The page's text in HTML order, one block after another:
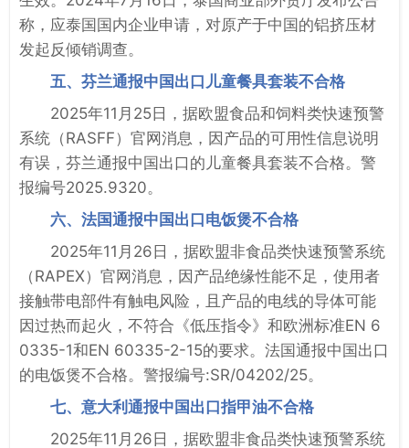
称，应泰国国内企业申请，对原产于中国的铝挤压材
发起反倾销调查。
五、芬兰通报中国出口儿童餐具套装不合格
2025年11月25日，据欧盟食品和饲料类快速预警
系统（RASFF）官网消息，因产品的可用性信息说明
有误，芬兰通报中国出口的儿童餐具套装不合格。警
报编号2025.9320。
六、法国通报中国出口电饭煲不合格
2025年11月26日，据欧盟非食品类快速预警系统
（RAPEX）官网消息，因产品绝缘性能不足，使用者
接触带电部件有触电风险，且产品的电线的导体可能
因过热而起火，不符合《低压指令》和欧洲标准EN 6
0335-1和EN 60335-2-15的要求。法国通报中国出口
的电饭煲不合格。警报编号:SR/04202/25。
七、意大利通报中国出口指甲油不合格
2025年11月26日，据欧盟非食品类快速预警系统